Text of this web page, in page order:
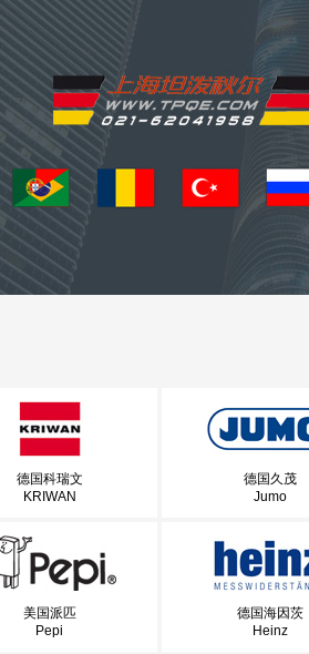
德国科瑞文
KRIWAN
德国久茂
Jumo
美国派匹
Pepi
德国海因茨
Heinz